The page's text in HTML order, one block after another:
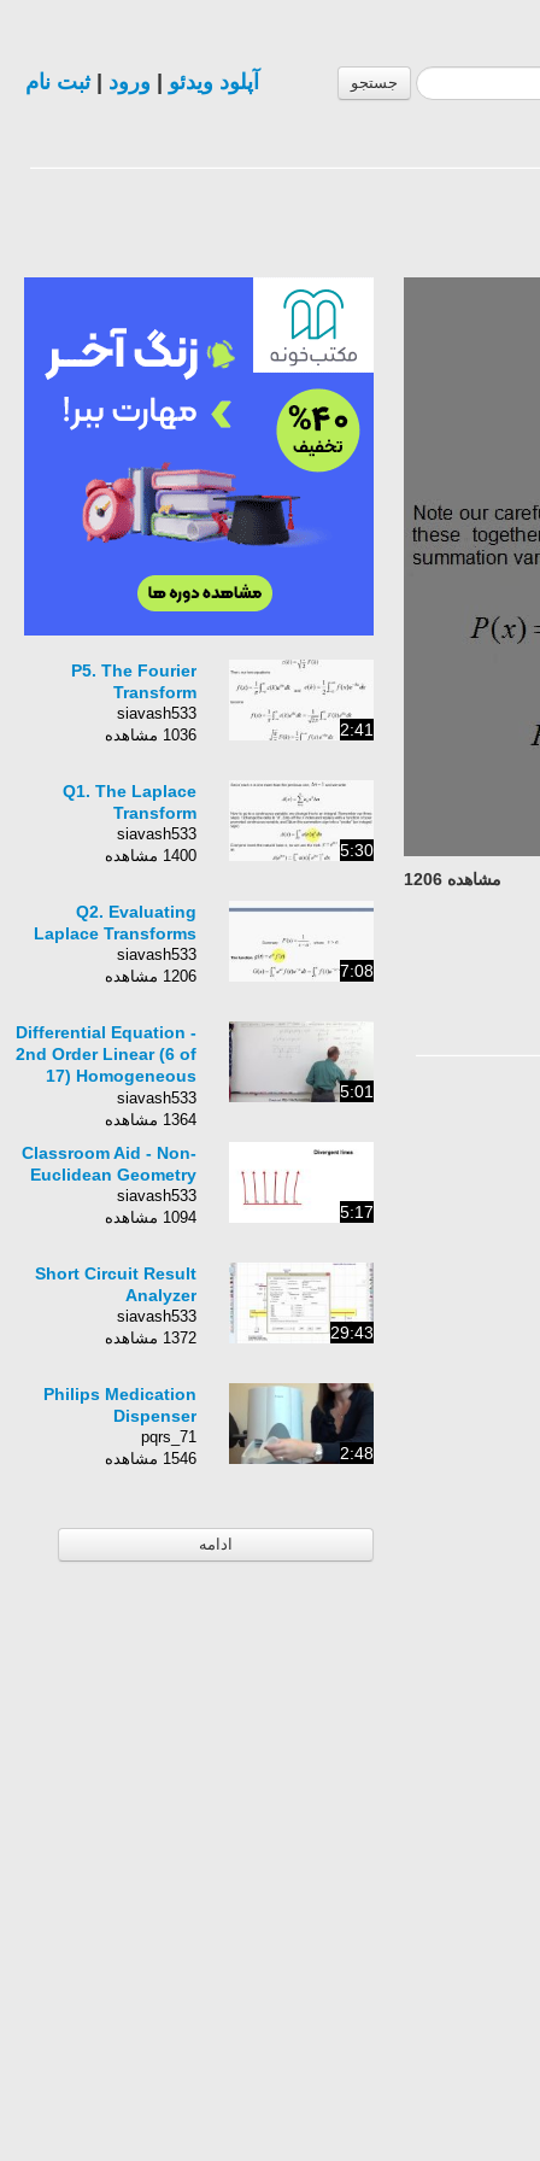
جستجو آپلود ویدئو ورود |ثبت نام
مشاهده 1206
2:41
P5. The Fourier
Transform
siavash533
1036 مشاهده
5:30
Q1. The Laplace
Transform
siavash533
1400 مشاهده
7:08
Q2. Evaluating
Laplace Transforms
siavash533
1206 مشاهده
5:01
Differential Equation -
2nd Order Linear (6 of
17) Homogeneous
with Constant
Coefficients Ex. 1
siavash533
1364 مشاهده
5:17
Classroom Aid - Non-
Euclidean Geometry
siavash533
1094 مشاهده
29:43
Short Circuit Result
Analyzer
siavash533
1372 مشاهده
2:48
Philips Medication
Dispenser
pqrs_71
1546 مشاهده
ادامه